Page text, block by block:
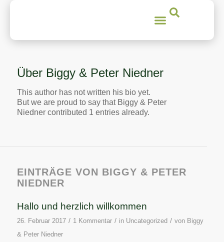
Über Biggy & Peter Niedner
This author has not written his bio yet.
But we are proud to say that Biggy & Peter
Niednercontributed 1 entries already.
EINTRÄGE VON BIGGY & PETER
NIEDNER
Hallo und herzlich willkommen
26. Februar 2017 / 1 Kommentar / in Uncategorized / von Biggy
& Peter Niedner